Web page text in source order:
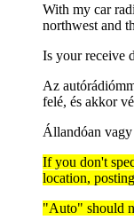
With my car
northwest and
Is your receive
Az
felé, és akkor
Állandóan
If you don't
location,
"Auto" should